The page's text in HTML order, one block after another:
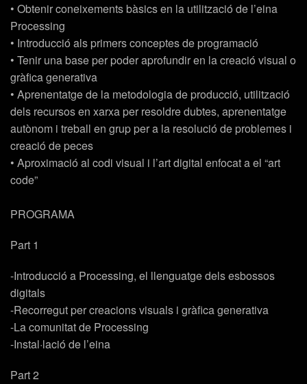
• Obtenir coneixements bàsics en la utilització de l’eina
Processing
• Introducció als primers conceptes de programació
• Tenir una base per poder aprofundir en la creació visual o
gràfica generativa
• Aprenentatge de la metodologia de producció, utilització
dels recursos en xarxa per resoldre dubtes, aprenentatge
autònom i treball en grup per a la resolució de problemes i
creació de peces
• Aproximació al codi visual i l’art digital enfocat a el “art
code”
PROGRAMA
Part 1
-Introducció a Processing, el llenguatge dels esbossos
digitals
-Recorregut per creacions visuals i gràfica generativa
-La comunitat de Processing
-Instal·lació de l’eina
Part 2